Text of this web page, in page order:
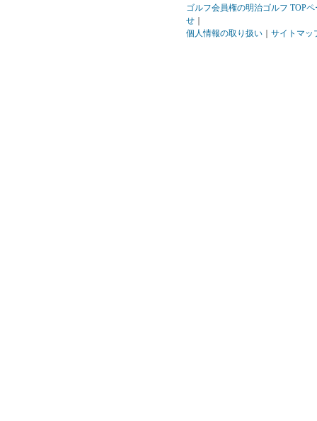
ゴルフ会員権の明治ゴルフ TOPペ
せ
個人情報の取り扱い
サイトマッ